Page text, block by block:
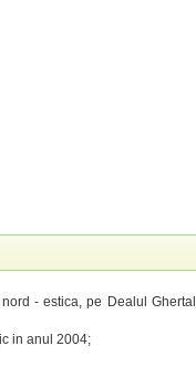
- estica, pe Dealul
in anul 2004;